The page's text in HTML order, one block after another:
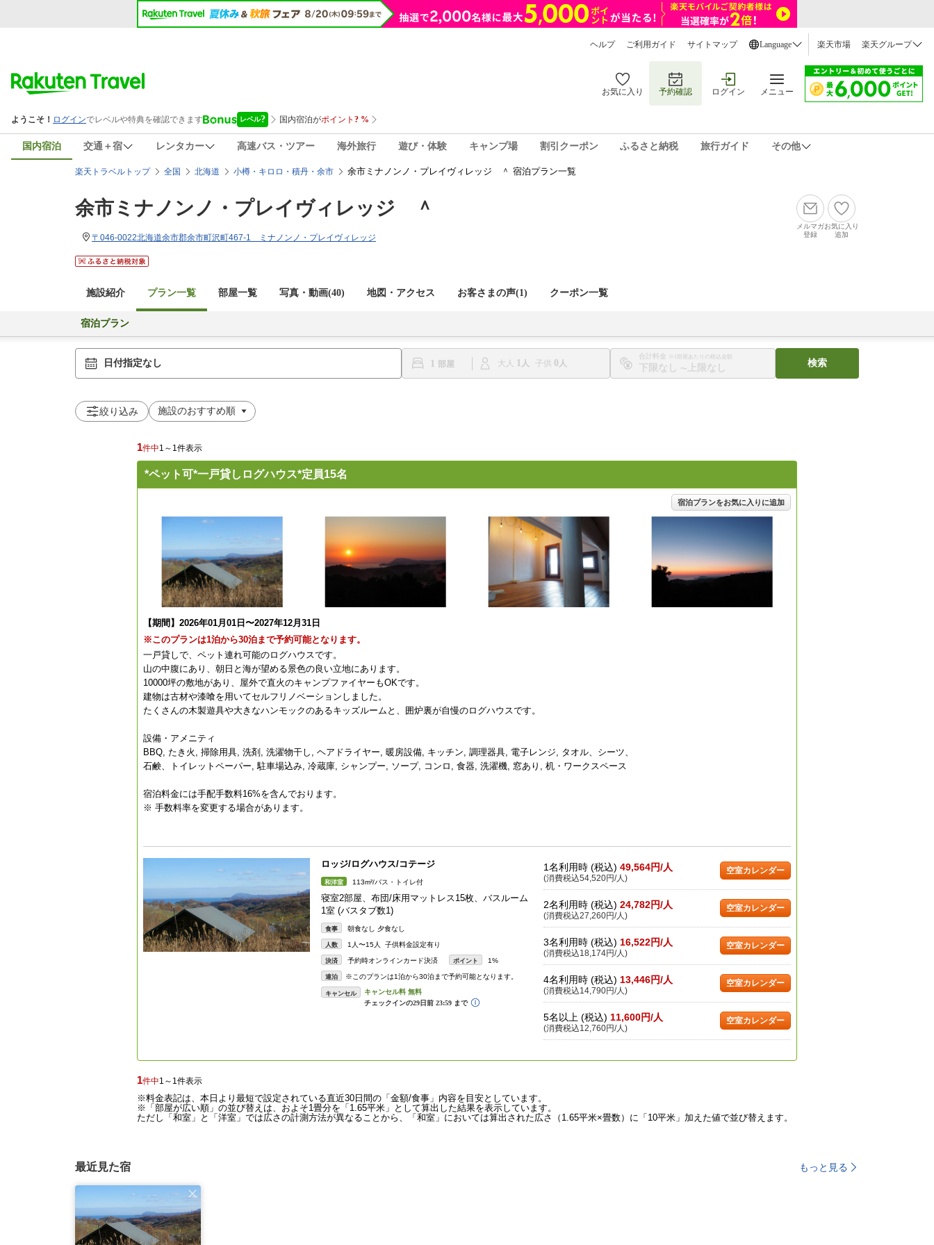
ヘルプ ご利用ガイド サイトマップ Language 楽天市場 楽天グループ
お気に入り 予約確認 ログイン メニュー
国内宿泊 交通＋宿 レンタカー 高速バス・ツアー 海外旅行 遊び・体験 キャンプ場 割引クーポン ふるさと納税 旅行ガイド その他
楽天トラベルトップ 全国 北海道 小樽・キロロ・積丹・余市 余市ミナノンノ・プレイヴィレッジ ＾ 宿泊プラン一覧
余市ミナノンノ・プレイヴィレッジ ＾
〒046-0022北海道余市郡余市町沢町467-1 ミナノンノ・プレイヴィレッジ
メルマガ
登録
お気に入り
追加
施設紹介 プラン一覧 部屋一覧 写真・動画(40) 地図・アクセス お客さまの声(1) クーポン一覧
宿泊プラン
日付指定なし 1 大人 1 子供 0
合計料金 ※1部屋あたりの税込金額
〜
検索
絞り込み
1件中1～1件表示
*ペット可*一戸貸しログハウス*定員15名
宿泊プランをお気に入りに追加
【期間】2026年01月01日〜2027年12月31日
※このプランは1泊から30泊まで予約可能となります。
一戸貸しで、ペット連れ可能のログハウスです。
山の中腹にあり、朝日と海が望める景色の良い立地にあります。
10000坪の敷地があり、屋外で直火のキャンプファイヤーもOKです。
建物は古材や漆喰を用いてセルフリノベーションしました。
たくさんの木製遊具や大きなハンモックのあるキッズルームと、囲炉裏が自慢のログハウスです。
設備・アメニティ
BBQ, たき火, 掃除用具, 洗剤, 洗濯物干し, ヘアドライヤー, 暖房設備, キッチン, 調理器具, 電子レンジ, タオル、シーツ、
石鹸、トイレットペーパー, 駐車場込み, 冷蔵庫, シャンプー, ソープ, コンロ, 食器, 洗濯機, 窓あり, 机・ワークスペース
宿泊料金には手配手数料16%を含んでおります。
※ 手数料率を変更する場合があります。
ロッジ/ログハウス/コテージ
和洋室 113m²/バス・トイレ付
寝室2部屋、布団/床用マットレス15枚、バスルーム
1室 (バスタブ数1)
食事 朝食なし 夕食なし
人数 1人〜15人 子供料金設定有り
決済 予約時オンラインカード決済 ポイント 1%
連泊 ※このプランは1泊から30泊まで予約可能となります。
キャンセル
1名利用時 (税込) 49,564円/人
(消費税込54,520円/人)
空室カレンダー
2名利用時 (税込) 24,782円/人
(消費税込27,260円/人)
空室カレンダー
3名利用時 (税込) 16,522円/人
(消費税込18,174円/人)
空室カレンダー
4名利用時 (税込) 13,446円/人
(消費税込14,790円/人)
空室カレンダー
5名以上 (税込) 11,600円/人
(消費税込12,760円/人)
空室カレンダー
1件中1～1件表示
※料金表記は、本日より最短で設定されている直近30日間の「金額/食事」内容を目安としています。
※「部屋が広い順」の並び替えは、およそ1畳分を「1.65平米」として算出した結果を表示しています。
ただし「和室」と「洋室」では広さの計測方法が異なることから、「和室」においては算出された広さ（1.65平米×畳数）に「10平米」加えた値で並び替えます。
最近見た宿 もっと見る